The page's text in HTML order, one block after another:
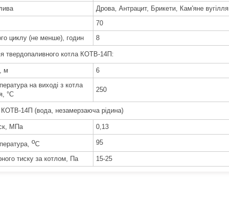
Дрова, Антрацит, Брикети, Кам'яне вугілля
70
циклу (не менше), годин
8
твердопаливного котла КОТВ-14П:
м
6
на виході з котла
°С
250
КОТВ-14П (вода, незамерзаюча рідина)
МПа 0,13
oC 95
тиску за котлом, Па 15-25